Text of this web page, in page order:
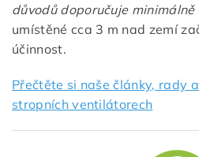
důvodů doporučuje minimálně
umístěné cca 3 m nad zemí
účinnost.
Přečtěte si naše články, rady
stropních ventilátorech